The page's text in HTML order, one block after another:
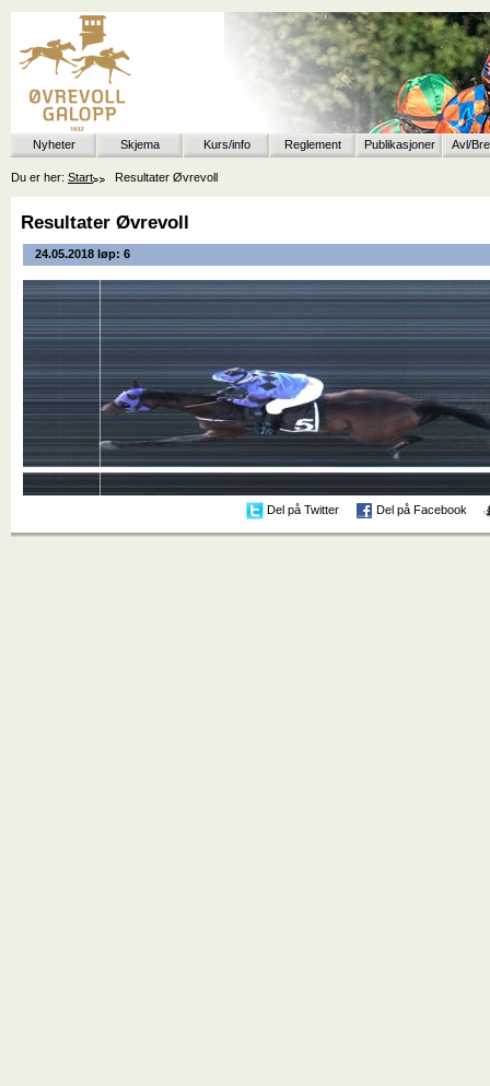
Nyheter Skjema Kurs/info Reglement Publikasjoner Avl/
Du er her: Start Resultater Øvrevoll
Resultater Øvrevoll
24.05.2018 løp: 6
Del på Twitter Del på Facebook